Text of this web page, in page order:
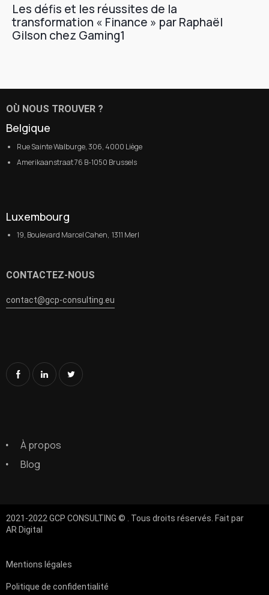
Les défis et les réussites de la
transformation « Finance » par Raphaël
Gilson chez Gaming1
OÙ NOUS TROUVER ?
Belgique
Rue Sainte Walburge, 306, 4000 Liège
Amerikaanstraat 76 B-1050 Brussels
Luxembourg
19, Boulevard Marcel Cahen, 1311 Merl
CONTACTEZ-NOUS
contact@gcp-consulting.eu
À propos
Blog
2021-2022 GCP CONSULTING © . Tous droits réservés. Fait par
AR Digital
Mentions légales
Politique de confidentialité